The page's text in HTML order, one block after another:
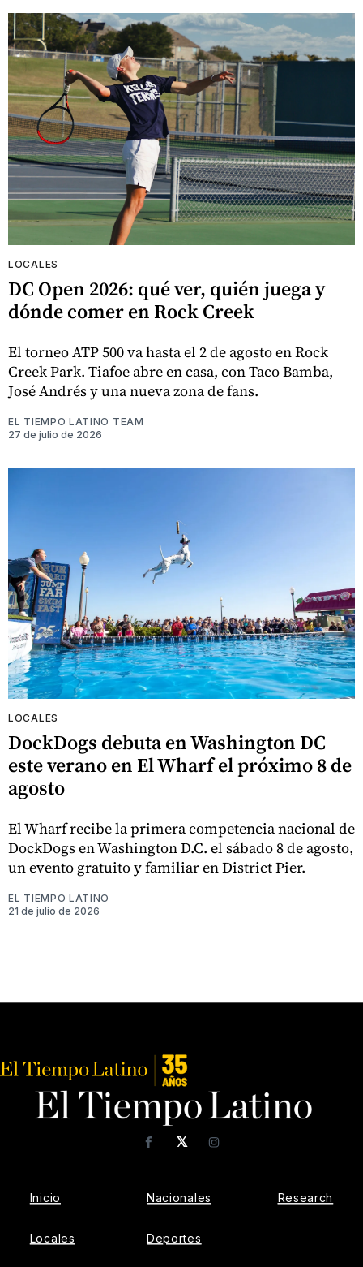
LOCALES
DC Open 2026: qué ver, quién juega y
dónde comer en Rock Creek
El torneo ATP 500 va hasta el 2 de agosto en Rock
Creek Park. Tiafoe abre en casa, con Taco Bamba,
José Andrés y una nueva zona de fans.
EL TIEMPO LATINO TEAM
27 de julio de 2026
LOCALES
DockDogs debuta en Washington DC
este verano en El Wharf el próximo 8 de
agosto
El Wharf recibe la primera competencia nacional de
DockDogs en Washington D.C. el sábado 8 de agosto,
un evento gratuito y familiar en District Pier.
EL TIEMPO LATINO
21 de julio de 2026
𝕏
FacebookInstagram
Inicio
Locales
Nacionales
Deportes
Research